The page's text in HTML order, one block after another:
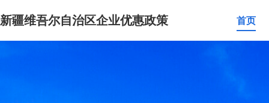
新疆维吾尔自治区企业优惠政策 首页